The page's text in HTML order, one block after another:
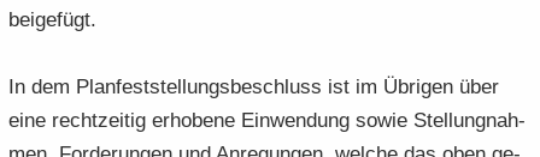
bei­gefügt.
In dem Plan­fest­stel­lungs­be­schluss ist im Üb­ri­gen über
eine recht­zei­tig er­ho­be­ne Ein­wen­dung sowie Stel­lung­nah­